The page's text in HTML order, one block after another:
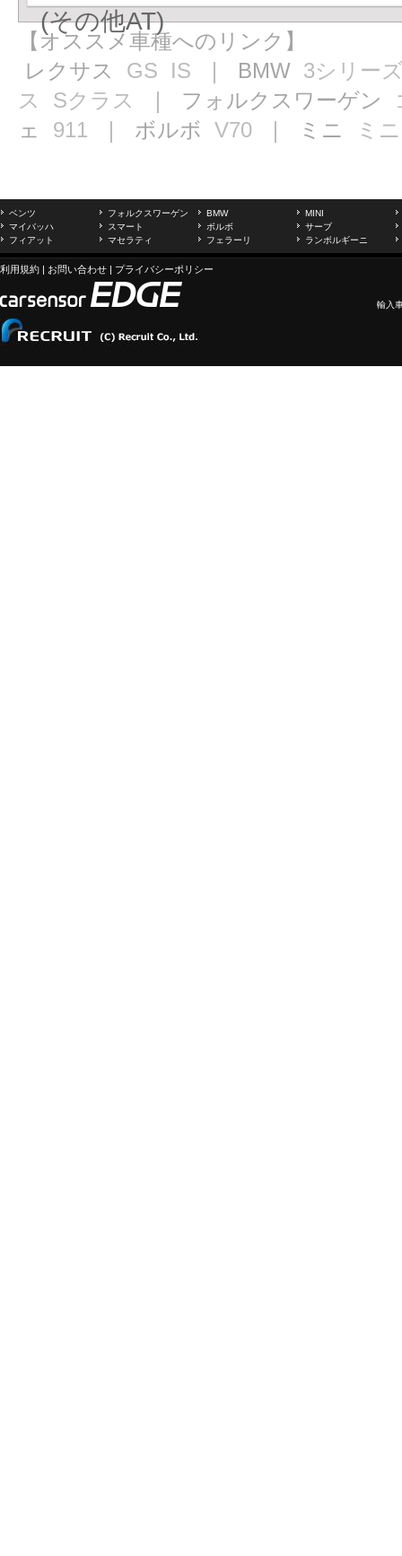
(その他AT)
【オススメ車種へのリンク】
レクサス GS IS ｜ BMW 3シリー
ス
Sクラス ｜ フォルクスワーゲン
ェ 911 ｜ ボルボ V70 ｜ ミニ ミニ
ベンツ フォルクスワーゲン BMW
MINI
マイバッハ
スマート ボルボ
サーブ
フィアット
マセラティ フェラーリ ランボルギーニ
利用規約 | お問い合わせ | プライバシーポリシー
輸入